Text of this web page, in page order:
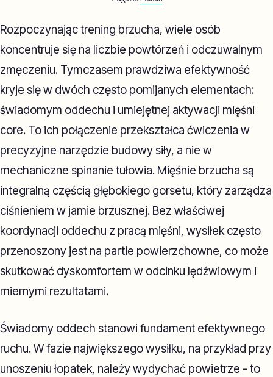
Rozpoczynając trening brzucha, wiele osób
koncentruje się na liczbie powtórzeń i odczuwalnym
zmęczeniu. Tymczasem prawdziwa efektywność
kryje się w dwóch często pomijanych elementach:
świadomym oddechu i umiejętnej aktywacji mięśni
core. To ich połączenie przekształca ćwiczenia w
precyzyjne narzędzie budowy siły, a nie w
mechaniczne spinanie tułowia. Mięśnie brzucha są
integralną częścią głębokiego gorsetu, który zarządza
ciśnieniem w jamie brzusznej. Bez właściwej
koordynacji oddechu z pracą mięśni, wysiłek często
przenoszony jest na partie powierzchowne, co może
skutkować dyskomfortem w odcinku lędźwiowym i
miernymi rezultatami.
Świadomy oddech stanowi fundament efektywnego
ruchu. W fazie największego wysiłku, na przykład przy
unoszeniu łopatek, należy wydychać powietrze - to